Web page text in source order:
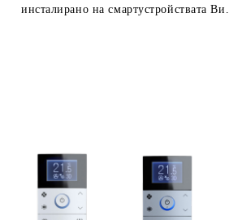
инсталирано на смартустройствата Ви.